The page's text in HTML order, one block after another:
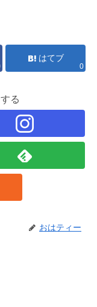
はてブ
0
る
おはティー